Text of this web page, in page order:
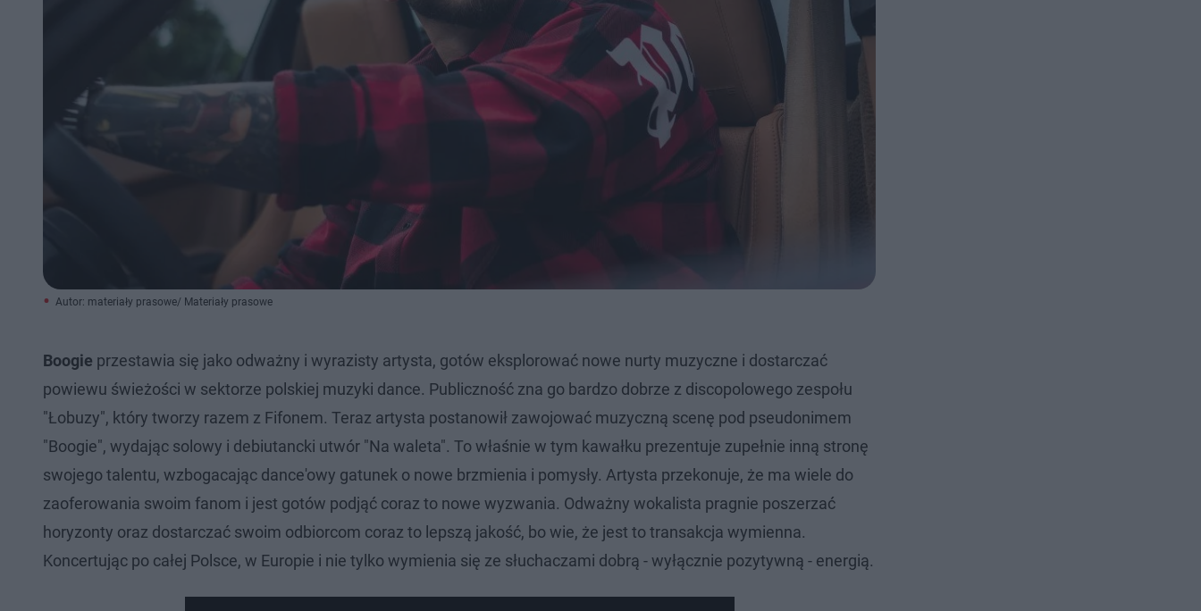
Autor: materiały prasowe/ Materiały prasowe
Boogie przestawia się jako odważny i wyrazisty artysta, gotów eksplorować nowe nurty muzyczne i dostarczać
powiewu świeżości w sektorze polskiej muzyki dance. Publiczność zna go bardzo dobrze z discopolowego zespołu
"Łobuzy", który tworzy razem z Fifonem. Teraz artysta postanowił zawojować muzyczną scenę pod pseudonimem
"Boogie", wydając solowy i debiutancki utwór "Na waleta". To właśnie w tym kawałku prezentuje zupełnie inną stronę
swojego talentu, wzbogacając dance'owy gatunek o nowe brzmienia i pomysły. Artysta przekonuje, że ma wiele do
zaoferowania swoim fanom i jest gotów podjąć coraz to nowe wyzwania. Odważny wokalista pragnie poszerzać
horyzonty oraz dostarczać swoim odbiorcom coraz to lepszą jakość, bo wie, że jest to transakcja wymienna.
Koncertując po całej Polsce, w Europie i nie tylko wymienia się ze słuchaczami dobrą - wyłącznie pozytywną - energią.